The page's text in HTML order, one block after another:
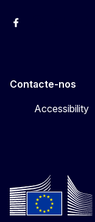
Facebook
Contacte-nos
Accessibility